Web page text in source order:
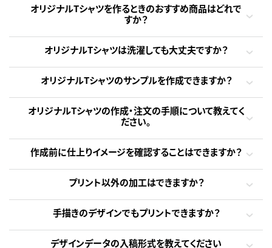
オリジナルTシャツを作るときのおすすめ商品はどれで
すか？
オリジナルTシャツは洗濯しても大丈夫ですか？
オリジナルTシャツのサンプルを作成できますか？
オリジナルTシャツの作成・注文の手順について教えてく
ださい。
作成前に仕上りイメージを確認することはできますか？
プリント以外の加工はできますか？
手描きのデザインでもプリントできますか？
デザインデータの入稿形式を教えてください